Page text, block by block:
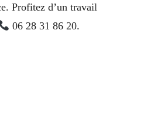
Profitez d’un travail
06 28 31 86 20.